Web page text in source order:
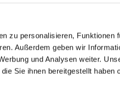
zu personalisieren, Funktionen
Außerdem geben wir
und Analysen weiter.
Sie ihnen bereitgestellt haben